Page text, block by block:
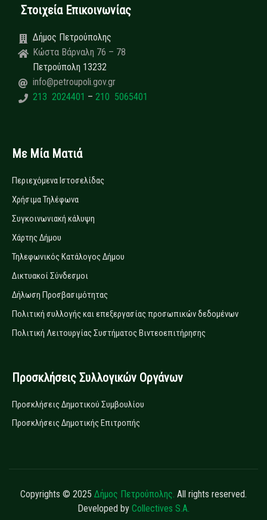
Στοιχεία Επικοινωνίας
Δήμος Πετρούπολης
Κώστα Βάρναλη 76 – 78
Πετρούπολη 13232
info@petroupoli.gov.gr
213 2024401 – 210 5065401
Με Μία Ματιά
Περιεχόμενα Ιστοσελίδας
Χρήσιμα Τηλέφωνα
Συγκοινωνιακή κάλυψη
Χάρτης Δήμου
Τηλεφωνικός Κατάλογος Δήμου
Δικτυακοί Σύνδεσμοι
Δήλωση Προσβασιμότητας
Πολιτική συλλογής και επεξεργασίας προσωπικών δεδομένων
Πολιτική Λειτουργίας Συστήματος Βιντεοεπιτήρησης
Προσκλήσεις Συλλογικών Οργάνων
Προσκλήσεις Δημοτικού Συμβουλίου
Προσκλήσεις Δημοτικής Επιτροπής
Copyrights © 2025 Δήμος Πετρούπολης. All rights reserved.
Developed by Collectives S.A.